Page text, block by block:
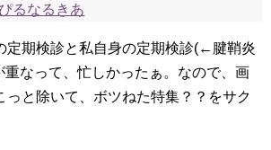
るなるきあ
定期検診と私自身の定期検診(←腱鞘炎
重なって、忙しかったぁ。なので、画
っと除いて、ボツねた特集？？をサク